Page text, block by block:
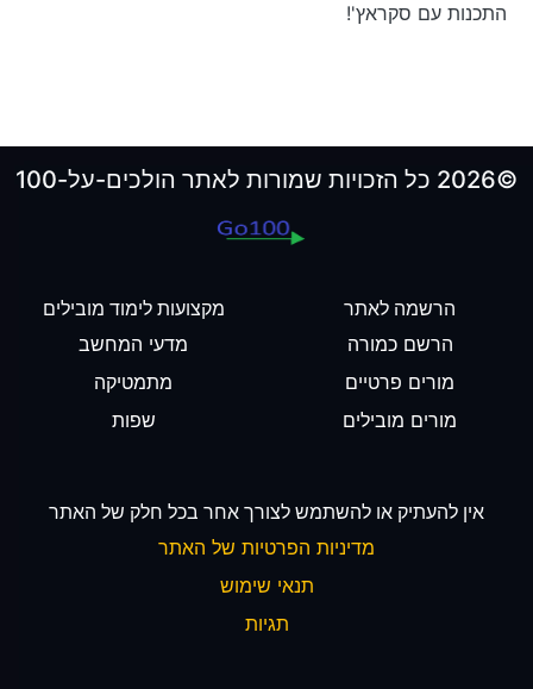
התכנות עם סקראץ'!
©2026 כל הזכויות שמורות לאתר הולכים-על-100
הרשמה לאתר
הרשם כמורה
מורים פרטיים
מורים מובילים
מקצועות לימוד מובילים
מדעי המחשב
מתמטיקה
שפות
אין להעתיק או להשתמש לצורך אחר בכל חלק של האתר
מדיניות הפרטיות של האתר
תנאי שימוש
תגיות